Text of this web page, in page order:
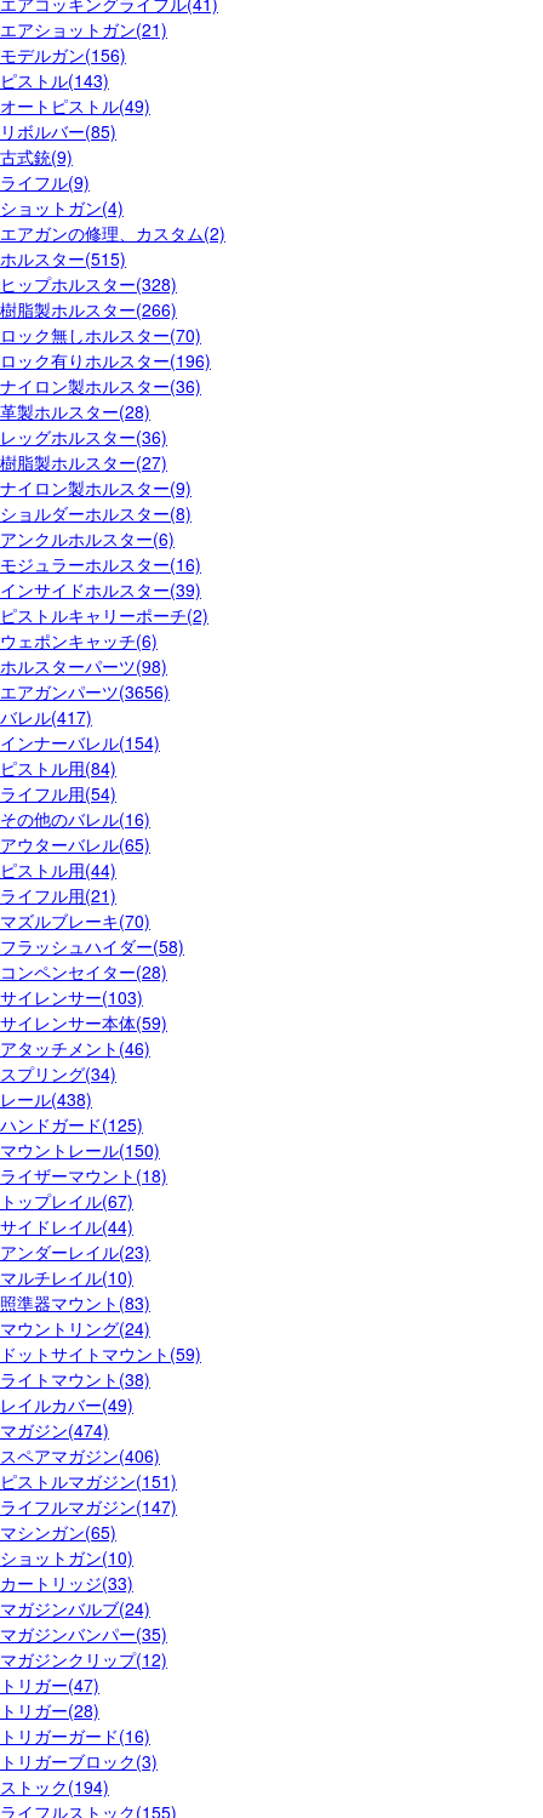
エアショットガン(21)
モデルガン(156)
ピストル(143)
オートピストル(49)
リボルバー(85)
古式銃(9)
ライフル(9)
ショットガン(4)
エアガンの修理、カスタム(2)
ホルスター(515)
ヒップホルスター(328)
樹脂製ホルスター(266)
ロック無しホルスター(70)
ロック有りホルスター(196)
ナイロン製ホルスター(36)
革製ホルスター(28)
レッグホルスター(36)
樹脂製ホルスター(27)
ナイロン製ホルスター(9)
ショルダーホルスター(8)
アンクルホルスター(6)
モジュラーホルスター(16)
インサイドホルスター(39)
ピストルキャリーポーチ(2)
ウェポンキャッチ(6)
ホルスターパーツ(98)
エアガンパーツ(3656)
バレル(417)
インナーバレル(154)
ピストル用(84)
ライフル用(54)
その他のバレル(16)
アウターバレル(65)
ピストル用(44)
ライフル用(21)
マズルブレーキ(70)
フラッシュハイダー(58)
コンペンセイター(28)
サイレンサー(103)
サイレンサー本体(59)
アタッチメント(46)
スプリング(34)
レール(438)
ハンドガード(125)
マウントレール(150)
ライザーマウント(18)
トップレイル(67)
サイドレイル(44)
アンダーレイル(23)
マルチレイル(10)
照準器マウント(83)
マウントリング(24)
ドットサイトマウント(59)
ライトマウント(38)
レイルカバー(49)
マガジン(474)
スペアマガジン(406)
ピストルマガジン(151)
ライフルマガジン(147)
マシンガン(65)
ショットガン(10)
カートリッジ(33)
マガジンバルブ(24)
マガジンバンパー(35)
マガジンクリップ(12)
トリガー(47)
トリガー(28)
トリガーガード(16)
トリガーブロック(3)
ストック(194)
ライフルストック(155)